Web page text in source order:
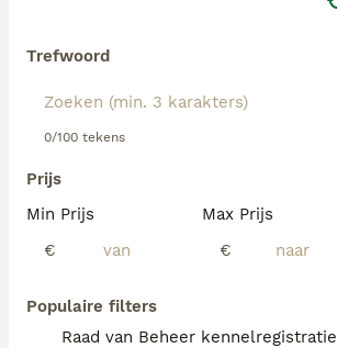
Trefwoord
0/100 tekens
Prijs
Min Prijs
€
Max Prijs
€
Populaire filters
Raad van Beheer kennelregistratie